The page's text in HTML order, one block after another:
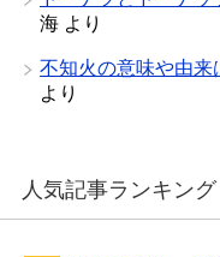
海 より
不知火の意味や由
より
人気記事ランキング